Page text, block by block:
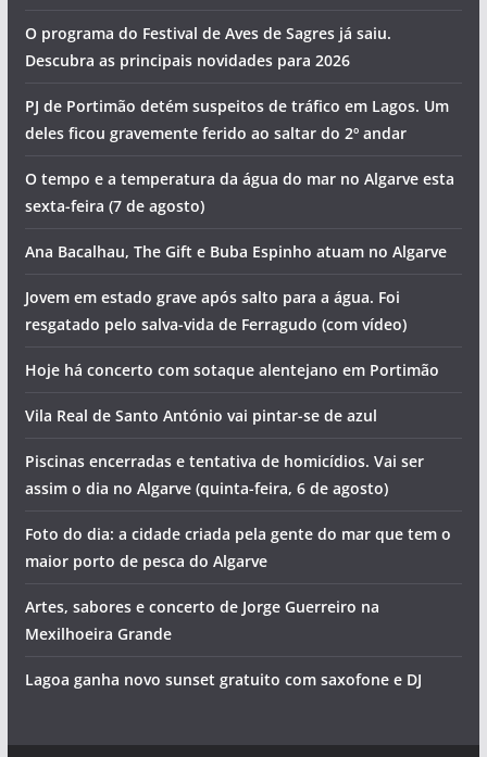
O programa do Festival de Aves de Sagres já saiu.
Descubra as principais novidades para 2026
PJ de Portimão detém suspeitos de tráfico em Lagos. Um
deles ficou gravemente ferido ao saltar do 2º andar
O tempo e a temperatura da água do mar no Algarve esta
sexta-feira (7 de agosto)
Ana Bacalhau, The Gift e Buba Espinho atuam no Algarve
Jovem em estado grave após salto para a água. Foi
resgatado pelo salva-vida de Ferragudo (com vídeo)
Hoje há concerto com sotaque alentejano em Portimão
Vila Real de Santo António vai pintar-se de azul
Piscinas encerradas e tentativa de homicídios. Vai ser
assim o dia no Algarve (quinta-feira, 6 de agosto)
Foto do dia: a cidade criada pela gente do mar que tem o
maior porto de pesca do Algarve
Artes, sabores e concerto de Jorge Guerreiro na
Mexilhoeira Grande
Lagoa ganha novo sunset gratuito com saxofone e DJ